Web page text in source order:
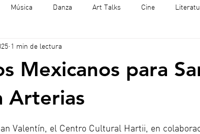
Música Danza Art Talks Cine
Mexicanos para
Arterias
1 min de lectura
Valentín, el Centro Cultural Hartii, en